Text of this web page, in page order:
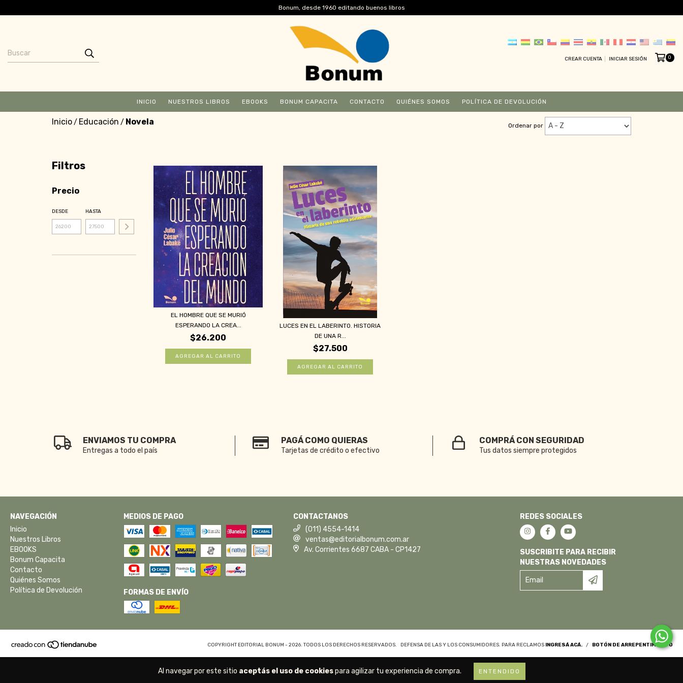
Al navegar por este sitio aceptás el uso de cookiespara agilizar tu experiencia de compra. ENTENDIDO
Bonum, desde 1960 editando buenos libros
CREAR CUENTA INICIAR SESIÓN 0
INICIO NUESTROS LIBROS EBOOKS BONUM CAPACITA CONTACTO QUIÉNES SOMOS POLÍTICA DE DEVOLUCIÓN
Inicio/ Educación / Novela Ordenar por
Filtros
Precio
DESDE HASTA
EL HOMBRE QUE SE MURIÓ
ESPERANDO LA CREA...
$26.200
LUCES EN EL LABERINTO. HISTORIA
DE UNA R...
$27.500
ENVIAMOS TU COMPRA
Entregas a todo el país
PAGÁ COMO QUIERAS
Tarjetas de crédito o efectivo
COMPRÁ CON SEGURIDAD
Tus datos siempre protegidos
NAVEGACIÓN
Inicio
Nuestros Libros
EBOOKS
Bonum Capacita
Contacto
Quiénes Somos
Política de Devolución
MEDIOS DE PAGO
FORMAS DE ENVÍO
CONTACTANOS
(011) 4554-1414
ventas@editorialbonum.com.ar
Av. Corrientes 6687 CABA - CP1427
REDES SOCIALES
SUSCRIBITE PARA RECIBIR
NUESTRAS NOVEDADES
COPYRIGHT EDITORIAL BONUM - 2026. TODOS LOS DERECHOS RESERVADOS. DEFENSA DE LAS Y LOS CONSUMIDORES. PARA RECLAMOS INGRESÁ ACÁ. / BOTÓN DE ARREPENTIMIENTO